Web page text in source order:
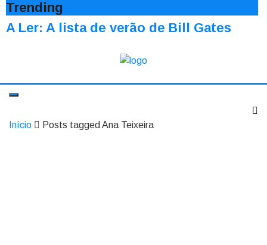
Trending
A Ler: A lista de verão de Bill Gates
Início Posts tagged Ana Teixeira